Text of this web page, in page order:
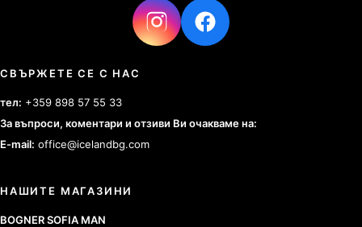
СВЪРЖЕТЕ СЕ С НАС
тел: +359 898 57 55 33
За въпроси, коментари и отзиви Ви очакваме на:
E-mail: office@icelandbg.com
НАШИТЕ МАГАЗИНИ
BOGNER SOFIA MAN